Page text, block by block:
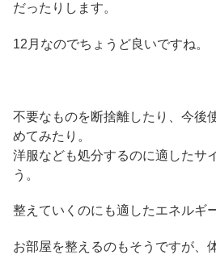
だったりします。
12月なのでちょうど良いですね。
不要なものを断捨離したり、今後
めてみたり。
洋服なども処分するのに適したサ
う。
整えていくのにも適したエネルギ
お部屋を整えるのもそうですが、